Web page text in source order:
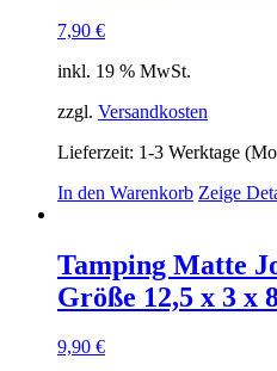
7,90 €
inkl. 19 % MwSt.
zzgl. Versandkosten
Lieferzeit: 1-3 Werktage
In den Warenkorb Zeige
Tamping Matte
Größe 12,5 x 3 x
9,90 €